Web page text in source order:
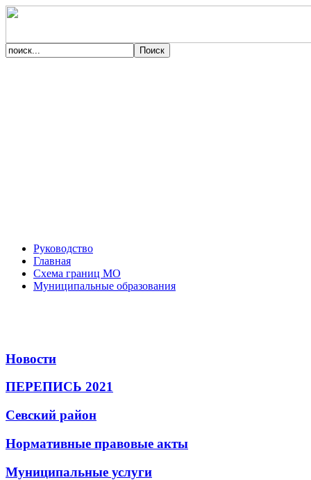
Руководство
Главная
Схема границ МО
Муниципальные образования
Новости
ПЕРЕПИСЬ 2021
Севский район
Нормативные правовые акты
Муниципальные услуги